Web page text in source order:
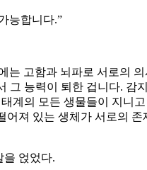
능합니다.”
는 고함과 뇌파로 서로의 의
그 능력이 퇴한 겁니다. 감
계의 모든 생물들이 지니고
어져 있는 생체가 서로의 존
을 얹었다.